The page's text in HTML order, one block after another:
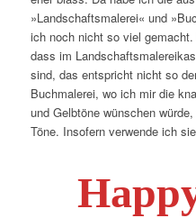
»Landschaftsmalerei« und
ich noch nicht so viel
dass im
sind, das entspricht nicht so
Buchmalerei, wo ich mir die
und Gelbtöne wünschen
Töne. Insofern verwende ich